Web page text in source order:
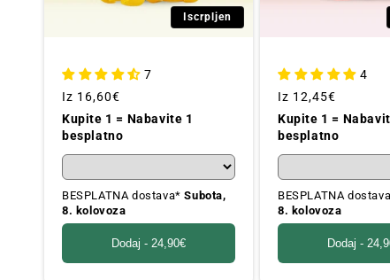
Iscrpljen
7
Redovna
cijena
Iz 16,60€
Kupite 1 = Nabavite 1
besplatno
BESPLATNA dostava*Subota,
8. kolovoza
Dodaj - 24,90€
4
Redovna
cijena
Iz 12,45€
Kupite 1 =
besplatno
BESPLATNA
8. kolovoza
Dodaj -